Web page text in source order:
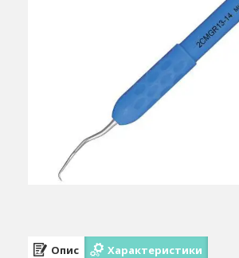
Опис Характеристики